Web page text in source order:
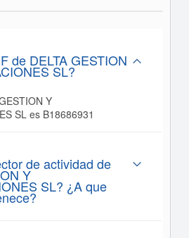
de DELTA GESTION
SL?
Y
SL es B18686931
de actividad de
Y
SL? ¿A que